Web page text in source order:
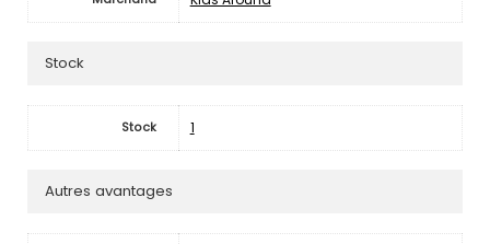
Stock
Stock 1
Autres avantages